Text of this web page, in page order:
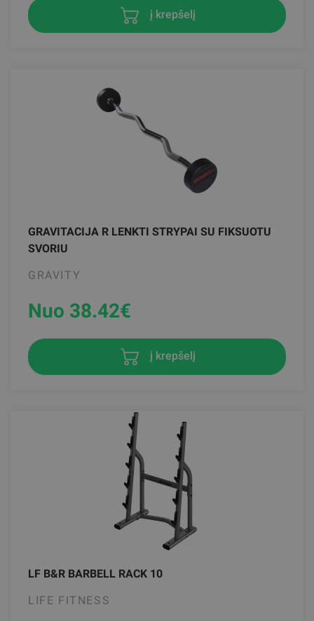
į krepšelį
GRAVITACIJA R LENKTI STRYPAI SU FIKSUOTU
SVORIU
GRAVITY
Nuo 38.42€
į krepšelį
LF B&R BARBELL RACK 10
LIFE FITNESS